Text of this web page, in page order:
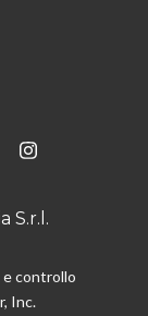
S.r.l.
e controllo
Inc.